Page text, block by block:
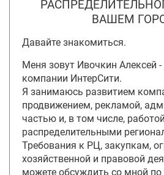
ВАШЕМ
Давайте знакомиться.
Меня зовут Ивочкин Алексей -
компании ИнтерСити.
Я занимаюсь развитием
продвижением, рекламой,
частью и, в том числе,
распределительными
Требования к РЦ, закупкам,
хозяйственной и правовой
можете обсуждить со мной по